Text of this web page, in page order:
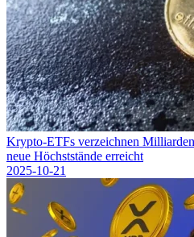
Krypto-ETFs verzeichnen
neue Höchststände erreicht
2025-10-21